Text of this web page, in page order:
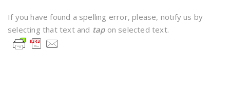
If you have found a spelling error, please, notify us by
selecting that text and tapon selected text.